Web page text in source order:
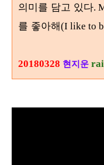
의미를 담고 있다.
를 좋아해(I like to
20180328 현지운